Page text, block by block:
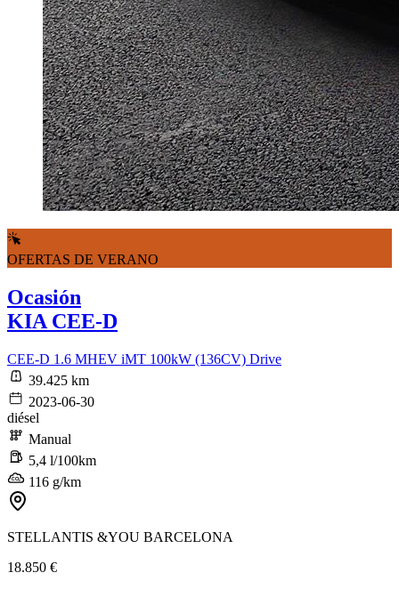
OFERTAS DE VERANO
Ocasión
KIA CEE-D
CEE-D 1.6 MHEV iMT 100kW (136CV) Drive
39.425 km
2023-06-30
diésel
Manual
5,4 l/100km
116 g/km
STELLANTIS &YOU BARCELONA
18.850 €